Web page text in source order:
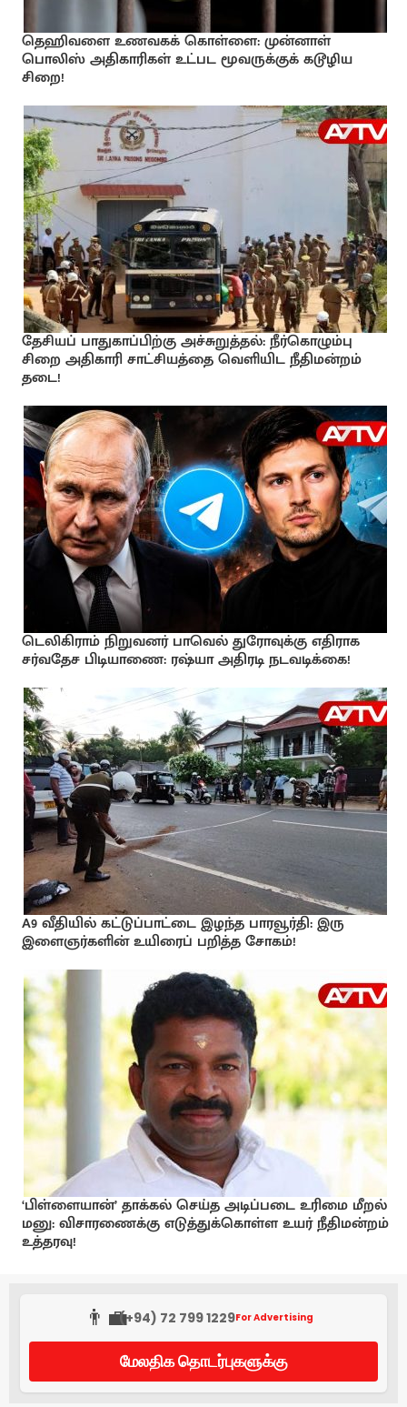
தெஹிவளை உணவகக் கொள்ளை: முன்னாள்
பொலிஸ் அதிகாரிகள் உட்பட மூவருக்குக் கடூழிய
சிறை!
தேசியப் பாதுகாப்பிற்கு அச்சுறுத்தல்: நீர்கொழும்பு
சிறை அதிகாரி சாட்சியத்தை வெளியிட நீதிமன்றம்
தடை!
டெலிகிராம் நிறுவனர் பாவெல் துரோவுக்கு எதிராக
சர்வதேச பிடியாணை: ரஷ்யா அதிரடி நடவடிக்கை!
A9 வீதியில் கட்டுப்பாட்டை இழந்த பாரவூர்தி: இரு
இளைஞர்களின் உயிரைப் பறித்த சோகம்!
‘பிள்ளையான்’ தாக்கல் செய்த அடிப்படை உரிமை மீறல்
மனு: விசாரணைக்கு எடுத்துக்கொள்ள உயர் நீதிமன்றம்
உத்தரவு!
👨‍💼(+94) 72 799 1229For Advertising
மேலதிக தொடர்புகளுக்கு